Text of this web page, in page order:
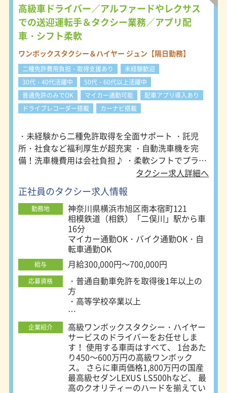
配車で安定した集客＞ 全車両に配車
アプリ「GO」「Uber」を導入し、手
数料はすべて会社負担！ 料金は一般
タクシーと同じなので、高級ワンボッ
クスでの移動を希望されるお客様が多
く、 他社に比べて圧倒的に集客が有
利です。 効率よくお客様を乗せられ
るから、売上も安定します。 入社後
は会社負担で二種免許を取得できま
す。 未経験でも成長できる教育体制
を整えており、「選ばれるドライバ
月は【月給38万円】を保証します。
平均月給52万円・平均年収624万円
（令和6年度実績）と、 実績はしっか
り収入に反映しています。 ＜柔軟シ
フト＞ 昼勤務のみ、夜勤ありを選べ
るほか 希望休や連休の相談にも柔軟
に対応します。 休憩も仕事の様子を
見て自由に取得可能です。 流し営業
もありますが、アプリと予約配車でシ
フトも売上も安定するのがクワハラの
強みです。
高級車ドライバー／アルファードやレクサス
での送迎運転手＆タクシー業務／アプリ配
車・シフト柔軟
ワンボックスタクシー＆ハイヤー ジュン【隔日勤務】
二種免許費用負担・取得支援あり
未経験歓迎
30代・40代活躍中
50代・60代以上活躍中
普通免許のみでOK
マイカー通勤可能
配車アプリ導入あり
ドライブレコーダー搭載
カーナビ搭載
・未経験から二種免許取得を全面サポート ・託児
所・社食など福利厚生が超充実 ・自動洗車機を完
備！洗車機費用は会社負担♪ ・柔軟シフトでプライ
タクシー求人詳細へ
正社員のタクシー求人情報
勤務地
神奈川県横浜市旭区南本宿町121
相模鉄道（相鉄）「二俣川」駅から車
16分
マイカー通勤OK・バイク通勤OK・自
転車通勤OK
給与 月給300,000円～700,000円
応募資格
・普通自動車免許を取得後1年以上の
方
・高等学校卒業以上
★二種免許の取得支援制度あり！（費
用会社負担）
★免許取得後の「研修期間中」の手当
あり
未経験者歓迎
既卒歓迎、U・Iターン歓迎
企業紹介
高級ワンボックスタクシー・ハイヤー
サービスのドライバーをお任せしま
す！ 使用する車両はすべて、 1台あた
り450～600万円の高級ワンボック
ス。 さらに車両価格1,800万円の国産
最高級セダンLEXUS LS500hなど、 最
高のクオリティーのハードを揃えてい